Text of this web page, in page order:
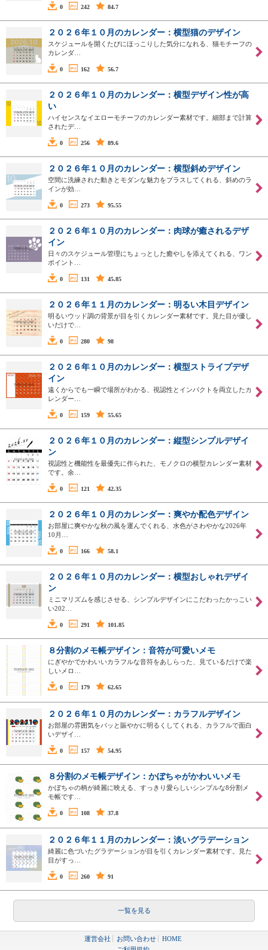
0 242 84.7
２０２６年１０月のカレンダー：横型猫のデザイン
スケジュールを開くたびにほっこりした気分になれる、猫モチーフの
カレンダ…
0 162 56.7
２０２６年１０月のカレンダー：横型デザイン性が高
い
ハイセンスなイエローモチーフのカレンダー素材です。細部まで計算
されたデ…
0 256 89.6
２０２６年１０月のカレンダー：横型斜めデザイン
空間に洗練された動きとモダンな魅力をプラスしてくれる、斜めのラ
インが効…
0 273 95.55
２０２６年１０月のカレンダー：肉球が癒されるデザ
イン
日々のスケジュール管理にちょっとした癒やしを添えてくれる、ワン
ポイント…
0 131 45.85
２０２６年１１月のカレンダー：明るい木目デザイン
明るいウッド調の背景が目を引くカレンダー素材です。見た目が優し
いだけで…
0 280 98
２０２６年１０月のカレンダー：横型ストライプデザ
イン
遠くからでも一瞬で場所がわかる、視認性とインパクトを両立したカ
レンダー…
0 159 55.65
２０２６年１０月のカレンダー：縦型シンプルデザイ
ン
視認性と機能性を最優先に作られた、モノクロの横型カレンダー素材
です。余…
0 121 42.35
２０２６年１０月のカレンダー：爽やか配色デザイン
お部屋に爽やかな秋の風を運んでくれる、水色がさわやかな2026年
10月…
0 166 58.1
２０２６年１０月のカレンダー：横型おしゃれデザイ
ン
ミニマリズムを感じさせる、シンプルデザインにこだわったかっこい
い202…
0 291 101.85
８分割のメモ帳デザイン：音符が可愛いメモ
にぎやかでかわいいカラフルな音符をあしらった、見ているだけで楽
しいメロ…
0 179 62.65
２０２６年１０月のカレンダー：カラフルデザイン
お部屋の雰囲気をパッと賑やかに明るくしてくれる、カラフルで面白
いデザイ…
0 157 54.95
８分割のメモ帳デザイン：かぼちゃがかわいいメモ
かぼちゃの柄が綺麗に映える、すっきり愛らしいシンプルな8分割メ
モ帳です…
0 108 37.8
２０２６年１１月のカレンダー：淡いグラデーション
綺麗に色づいたグラデーションが目を引くカレンダー素材です。見た
目がすっ…
0 260 91
一覧を見る
運営会社 お問い合わせ
HOME